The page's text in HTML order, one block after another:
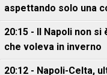
aspettando solo una
20:15 - Il Napoli non
che voleva in inverno
20:12 - Napoli-Celta,